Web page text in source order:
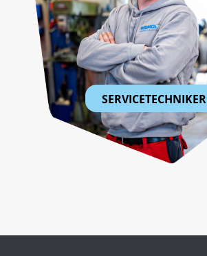
SERVICETECHNIKER